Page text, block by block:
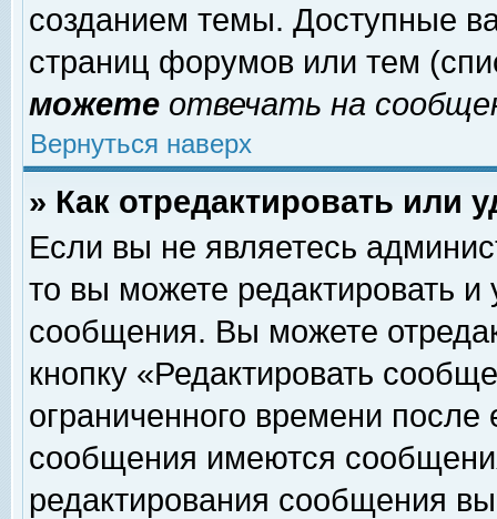
созданием темы. Доступные
страниц форумов или тем
можете отвечать на
Вернуться наверх
» Как отредактировать или
Если вы не являетесь
то вы можете редактировать и
сообщения. Вы можете
кнопку «Редактировать
ограниченного времени
сообщения имеются
редактирования сообщения